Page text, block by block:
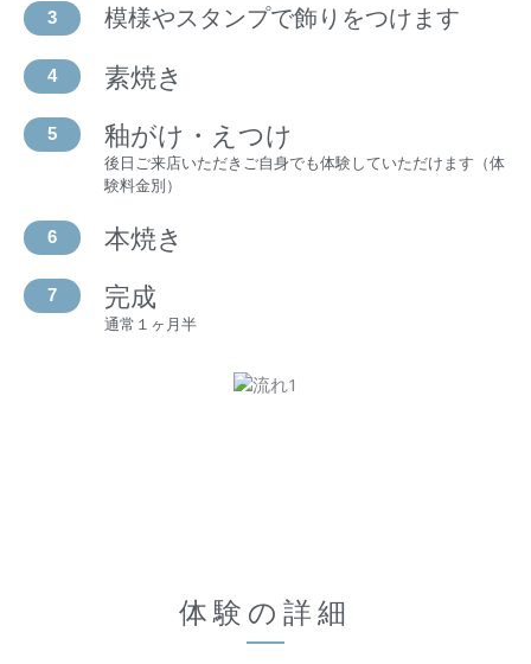
3 模様やスタンプで飾りをつけます
4 素焼き
5 釉がけ・えつけ
後日ご来店いただきご自身でも体験していただけます（体
験料金別）
6 本焼き
7 完成
通常１ヶ月半
体験の詳細